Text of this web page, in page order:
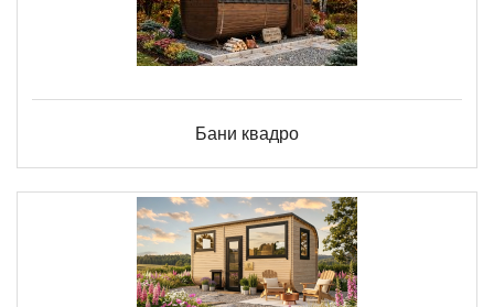
Бани квадро